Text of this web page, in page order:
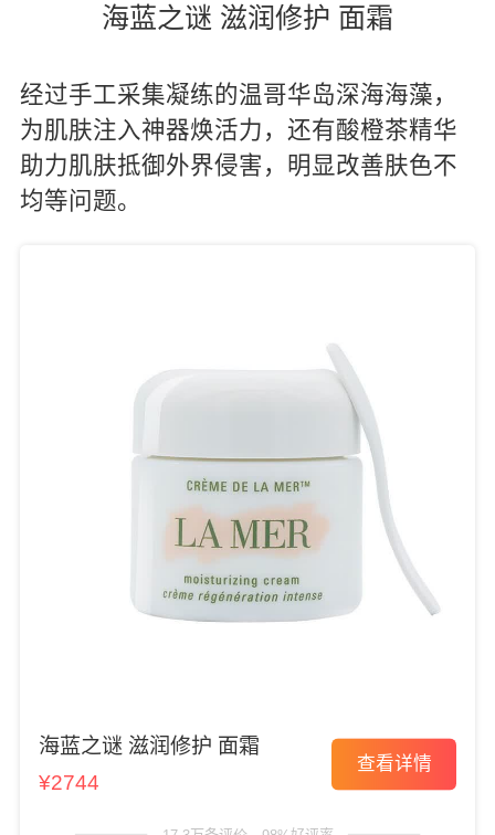
海蓝之谜 滋润修护 面霜
经过手工采集凝练的温哥华岛深海海藻，
为肌肤注入神器焕活力，还有酸橙茶精华
助力肌肤抵御外界侵害，明显改善肤色不
均等问题。
海蓝之谜 滋润修护 面霜
¥2744
查看详情